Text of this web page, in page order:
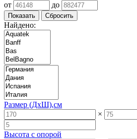
от
до
Найдено:
Размер (ДхШ),см
×
Высота с опорой